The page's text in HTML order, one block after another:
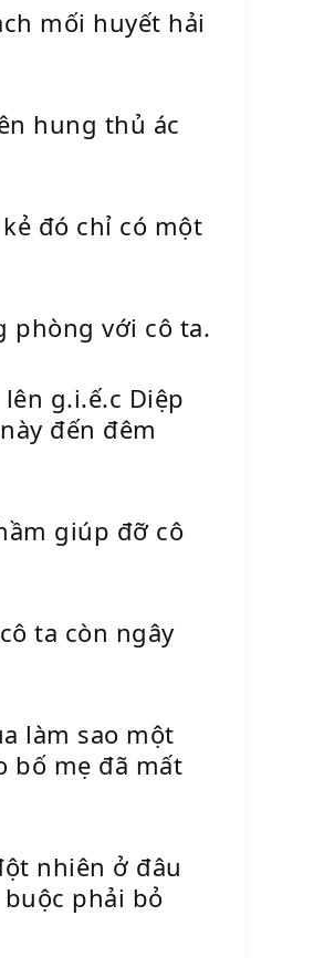
mối huyết hải
hung thủ ác
đó chỉ có một
phòng với cô ta.
g.i.ế.c Diệp
đến đêm
giúp đỡ cô
ta còn ngây
làm sao một
bố mẹ đã mất
nhiên ở đâu
phải bỏ